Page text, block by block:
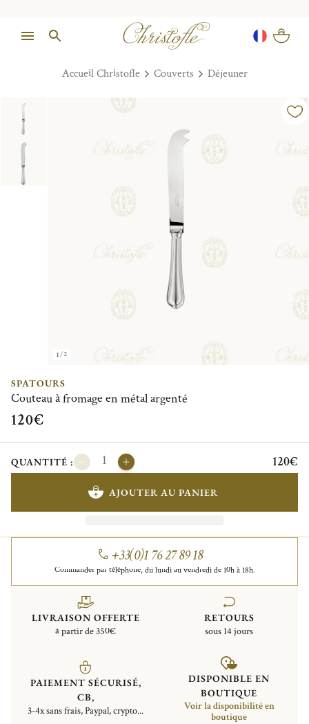
Accueil Christofle Couverts Déjeuner
1/2
SPATOURS
Couteau à fromage en métal argenté
120€
QUANTITÉ : 120€
AJOUTER AU PANIER
+33(0)1 76 27 89 18
Commander par téléphone, du lundi au vendredi de 10h à 18h.
LIVRAISON OFFERTE
à partir de 350€
RETOURS
sous 14 jours
PAIEMENT SÉCURISÉ,
CB,
3-4x sans frais, Paypal, crypto...
DISPONIBLE EN
BOUTIQUE
Voir la disponibilité en
boutique